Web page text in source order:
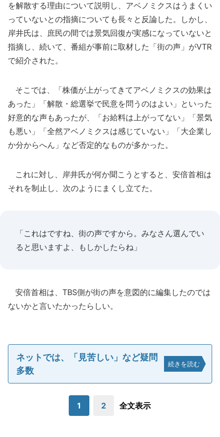
を解散する理由について説明し、アベノミクスはうまくい
っていないとの指摘についても長々と反論した。しかし、
岸井氏は、庶民の間では景気回復が実感になっていないと
指摘し、続いて、番組が事前に取材した「街の声」がVTR
で紹介された。
そこでは、「株価が上がってきてアベノミクスの効果は
あった」「解散・総選挙で民意を問うのはよい」といった
好意的な声もあったが、「お給料は上がってない」「景気
も悪い」「全然アベノミクスは感じていない」「大企業し
か分からへん」など否定的なものが多かった。
これに対し、岸井氏が何か聞こうとすると、安倍首相は
それを制止し、次のようにまくし立てた。
「これはですね、街の声ですから。みなさん選んでい
ると思いますよ、もしかしたらね」
安倍首相は、TBS側が街の声を意図的に編集したのでは
ないかと言いたかったらしい。
ネットでは、「見苦しい」など疑問
多数
続きを読む
1 2 全文表示